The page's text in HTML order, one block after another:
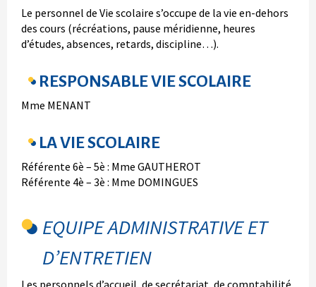
Le personnel de Vie scolaire s’occupe de la vie en-dehors
des cours (récréations, pause méridienne, heures
d’études, absences, retards, discipline…).
RESPONSABLE VIE SCOLAIRE
Mme MENANT
LA VIE SCOLAIRE
Référente 6è – 5è : Mme GAUTHEROT
Référente 4è – 3è : Mme DOMINGUES
EQUIPE ADMINISTRATIVE ET
D’ENTRETIEN
Les personnels d’accueil, de secrétariat, de comptabilité